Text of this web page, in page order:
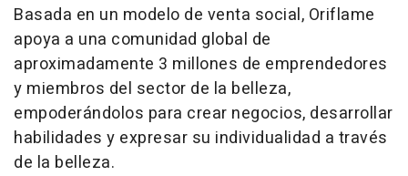
Basada en un modelo de venta social, Oriflame
apoya a una comunidad global de
aproximadamente 3 millones de emprendedores
y miembros del sector de la belleza,
empoderándolos para crear negocios, desarrollar
habilidades y expresar su individualidad a través
de la belleza.